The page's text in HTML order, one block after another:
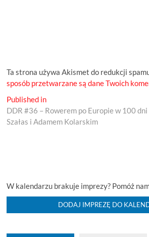
Ta strona używa Akismet do redukcji
sposób przetwarzane są dane Twoich
Nawigacja
wpisu
Published in
DDR #36 – Rowerem po Europie w 100
Szałas i Adamem Kolarskim
W kalendarzu brakuje imprezy? Pomóż
DODAJ IMPREZĘ DO